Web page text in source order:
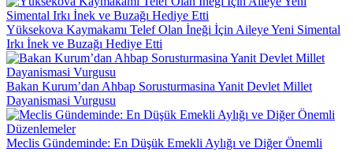
Yüksekova Kaymakamı Telef Olan İneği İçin Aileye Yeni Simental
Irkı İnek ve Buzağı Hediye Etti
Bakan Kurum’dan Ahbap Sorusturmasina Yanit Devlet Millet
Dayanismasi Vurgusu
Meclis Gündeminde: En Düşük Emekli Aylığı ve Diğer Önemli